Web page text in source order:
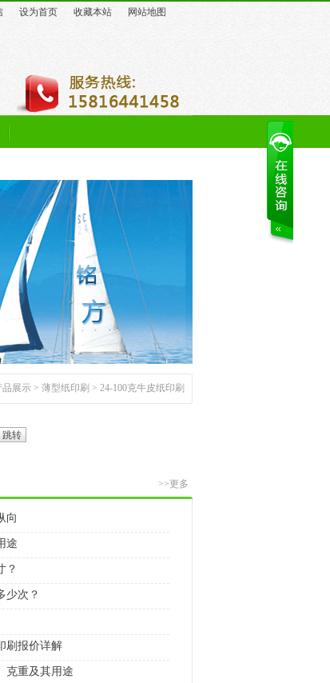
网站地图
收藏本站
设为首页
品展示 > 薄型纸印刷 > 24-100克牛皮纸印刷
>>更多
向
途
？
少次？
刷报价详解
克重及其用途